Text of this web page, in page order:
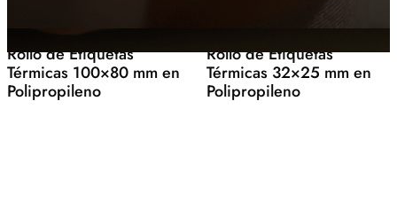
Rollo de Etiquetas
Térmicas 100×80 mm en
Polipropileno
Rollo de Etiquetas
Térmicas 32×25 mm en
Polipropileno